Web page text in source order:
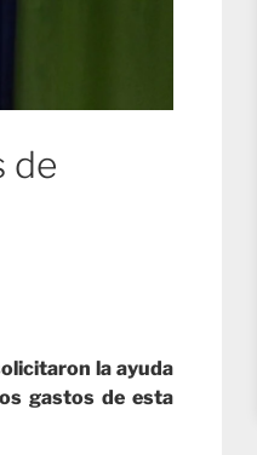
de
la ayuda
gastos de esta